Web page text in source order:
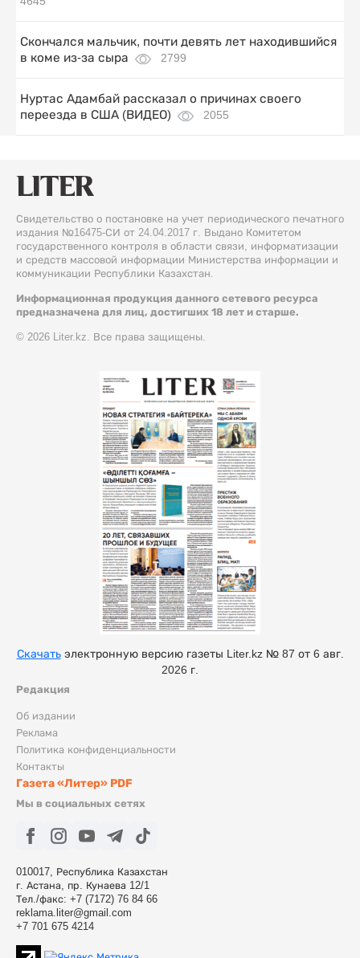
Скончался мальчик, почти девять лет находившийся
в коме из-за сыра
2799
Нуртас Адамбай рассказал о причинах своего
переезда в США (ВИДЕО)
2055
Свидетельство о постановке на учет периодического печатного
издания №16475-СИ от 24.04.2017 г. Выдано Комитетом
государственного контроля в области связи, информатизации
и средств массовой информации Министерства информации и
коммуникации Республики Казахстан.
Информационная продукция данного сетевого ресурса
предназначена для лиц, достигших 18 лет и старше.
© 2026 Liter.kz. Все права защищены.
Редакция
Об издании
Реклама
Политика конфиденциальности
Контакты
Газета «Литер» PDF
Мы в социальных сетях
010017, Республика Казахстан
г. Астана, пр. Кунаева 12/1
Тел./факс: +7 (7172) 76 84 66
reklama.liter@gmail.com
+7 701 675 4214
Скачатьэлектронную версию газеты Liter.kz № 87 от 6 авг.
2026 г.